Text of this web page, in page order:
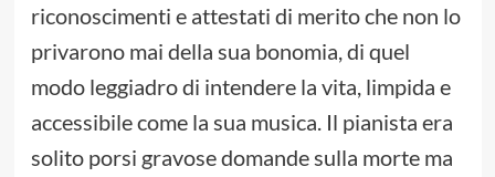
riconoscimenti e attestati di merito che non lo
privarono mai della sua bonomia, di quel
modo leggiadro di intendere la vita, limpida e
accessibile come la sua musica. Il pianista era
solito porsi gravose domande sulla morte ma